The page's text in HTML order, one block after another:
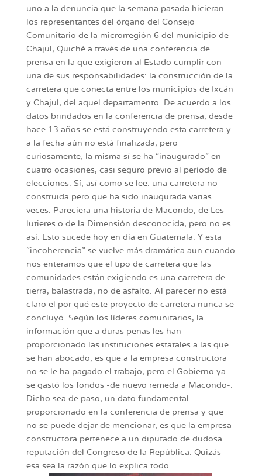
uno a la denuncia que la semana pasada hicieran
los representantes del órgano del Consejo
Comunitario de la microrregión 6 del municipio de
Chajul, Quiché a través de una conferencia de
prensa en la que exigieron al Estado cumplir con
una de sus responsabilidades: la construcción de la
carretera que conecta entre los municipios de Ixcán
y Chajul, del aquel departamento. De acuerdo a los
datos brindados en la conferencia de prensa, desde
hace 13 años se está construyendo esta carretera y
a la fecha aún no está finalizada, pero
curiosamente, la misma sí se ha “inaugurado” en
cuatro ocasiones, casi seguro previo al período de
elecciones. Sí, así como se lee: una carretera no
construida pero que ha sido inaugurada varias
veces. Pareciera una historia de Macondo, de Les
lutieres o de la Dimensión desconocida, pero no es
así. Esto sucede hoy en día en Guatemala. Y esta
“incoherencia” se vuelve más dramática aun cuando
nos enteramos que el tipo de carretera que las
comunidades están exigiendo es una carretera de
tierra, balastrada, no de asfalto. Al parecer no está
claro el por qué este proyecto de carretera nunca se
concluyó. Según los líderes comunitarios, la
información que a duras penas les han
proporcionado las instituciones estatales a las que
se han abocado, es que a la empresa constructora
no se le ha pagado el trabajo, pero el Gobierno ya
se gastó los fondos -de nuevo remeda a Macondo-.
Dicho sea de paso, un dato fundamental
proporcionado en la conferencia de prensa y que
no se puede dejar de mencionar, es que la empresa
constructora pertenece a un diputado de dudosa
reputación del Congreso de la República. Quizás
esa sea la razón que lo explica todo.